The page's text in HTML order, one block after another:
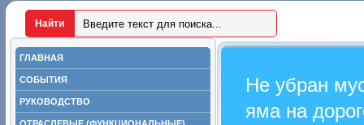
ГЛАВНАЯ
СОБЫТИЯ
РУКОВОДСТВО
Не убран
яма на